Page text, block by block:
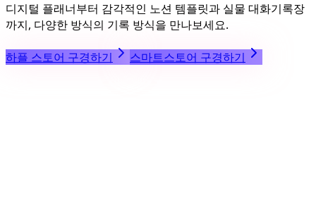
디지털 플래너부터 감각적인 노션 템플릿과 실물 대화기록장
까지, 다양한 방식의 기록 방식을 만나보세요.
하플 스토어 구경하기 스마트스토어 구경하기